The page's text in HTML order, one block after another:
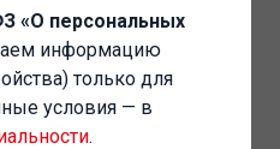
выгодный доступ к
Инфостарт
«О персональных
информацию
только для
условия — в
.